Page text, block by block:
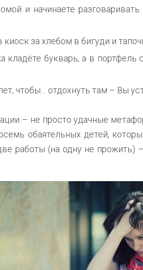
и начинаете
за хлебом в бигуди и
кладёте букварь, а в
чтобы… отдохнуть там – Вы
– не просто удачные
обаятельных детей,
работы (на одну не прожить)